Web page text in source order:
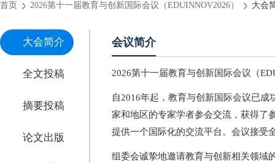
首页 2026第十一届教育与创新国际会议（EDUINNOV2026） 大会
大会简介
全文投稿
摘要投稿
论文出版
会议简介
2026第十一届教育与创新国际会议（
自2016年起，教育与创新国际会议已
家和地区的专家学者参会交流，获得了
提供一个国际化的交流平台。会议接受
组委会诚挚地邀请教育与创新相关领域